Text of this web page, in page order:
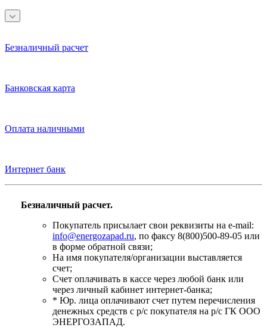
Безналичный расчет
Банковская карта
Оплата наличными
Интернет банк
Безналичный расчет.
Покупатель присылает свои реквизиты на e-mail:
info@energozapad.ru, по факсу 8(800)500-89-05 или
в форме обратной связи;
На имя покупателя/организации выставляется
счет;
Счет оплачивать в кассе через любой банк или
через личный кабинет интернет-банка;
* Юр. лица оплачивают счет путем перечисления
денежных средств с р/с покупателя на р/с ГК ООО
ЭНЕРГОЗАПАД.